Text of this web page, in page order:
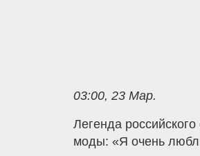
03:00, 23 Мар.
Легенда
моды: «Я очень